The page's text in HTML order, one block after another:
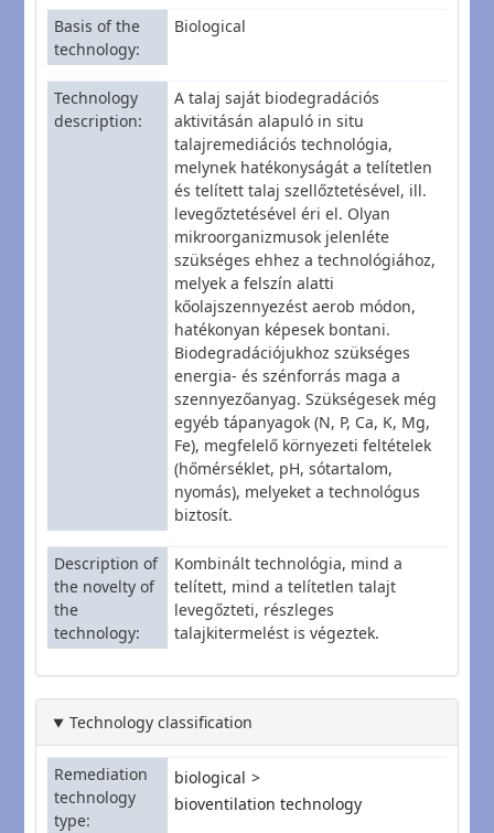
Basis of the
technology
Biological
Technology
description
A talaj saját biodegradációs
aktivitásán alapuló in situ
talajremediációs technológia,
melynek hatékonyságát a telítetlen
és telített talaj szellőztetésével, ill.
levegőztetésével éri el. Olyan
mikroorganizmusok jelenléte
szükséges ehhez a technológiához,
melyek a felszín alatti
kőolajszennyezést aerob módon,
hatékonyan képesek bontani.
Biodegradációjukhoz szükséges
energia- és szénforrás maga a
szennyezőanyag. Szükségesek még
egyéb tápanyagok (N, P, Ca, K, Mg,
Fe), megfelelő környezeti feltételek
(hőmérséklet, pH, sótartalom,
nyomás), melyeket a technológus
biztosít.
Description of
the novelty of
the
technology
Kombinált technológia, mind a
telített, mind a telítetlen talajt
levegőzteti, részleges
talajkitermelést is végeztek.
Technology classification
Remediation
technology
type
biological
bioventilation technology